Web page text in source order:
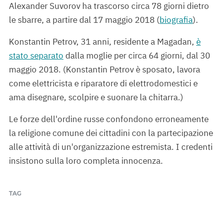
Alexander Suvorov ha trascorso circa 78 giorni dietro
le sbarre, a partire dal 17 maggio 2018 (biografia).
Konstantin Petrov, 31 anni, residente a Magadan, è
stato separato dalla moglie per circa 64 giorni, dal 30
maggio 2018. (Konstantin Petrov è sposato, lavora
come elettricista e riparatore di elettrodomestici e
ama disegnare, scolpire e suonare la chitarra.)
Le forze dell'ordine russe confondono erroneamente
la religione comune dei cittadini con la partecipazione
alle attività di un'organizzazione estremista. I credenti
insistono sulla loro completa innocenza.
TAG